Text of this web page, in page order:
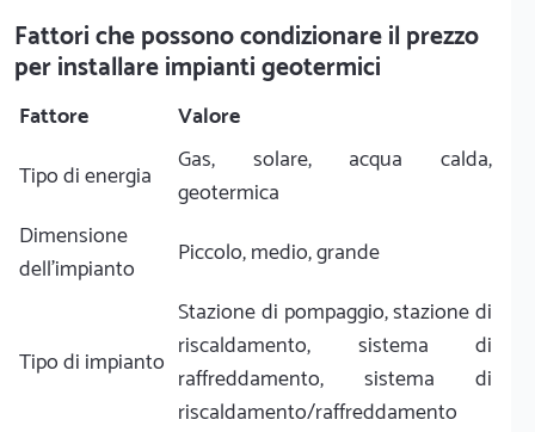
Fattori che possono condizionare il prezzo
per installare impianti geotermici
Fattore
Valore
Tipo di energia
Gas, solare, acqua calda,
geotermica
Dimensione
dell'impianto
Piccolo, medio, grande
Tipo di impianto
Stazione di pompaggio, stazione di
riscaldamento, sistema di
raffreddamento, sistema di
riscaldamento/raffreddamento